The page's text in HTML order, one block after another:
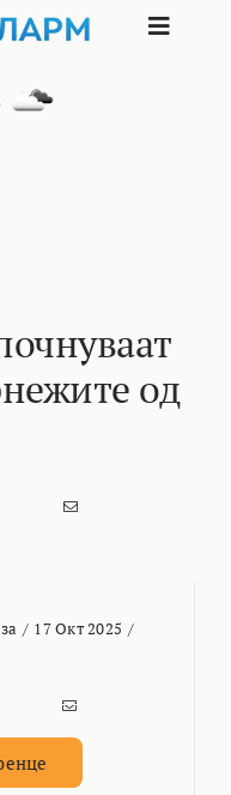
Toggle
КОНТАКТ
од
/ 17 Окт 2025 /